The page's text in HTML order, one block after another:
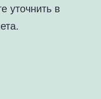
уточнить в